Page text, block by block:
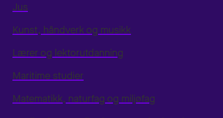
Jus
Kunst, håndverk og musikk
Lærer og lektorutdanning
Maritime studier
Matematikk, naturfag og miljøfag